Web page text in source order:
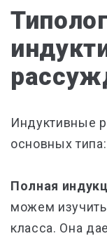
Индуктивные
основных
Полная
можем
класса. Она